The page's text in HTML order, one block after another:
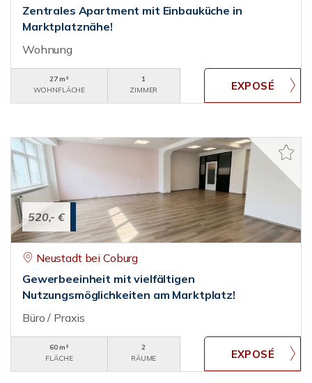
Zentrales Apartment mit Einbauküche in
Marktplatznähe!
Wohnung
27 m²
WOHNFLÄCHE
1
ZIMMER
520,- €
Neustadt bei Coburg
Gewerbeeinheit mit vielfältigen
Nutzungsmöglichkeiten am Marktplatz!
Büro / Praxis
60 m²
FLÄCHE
2
RÄUME